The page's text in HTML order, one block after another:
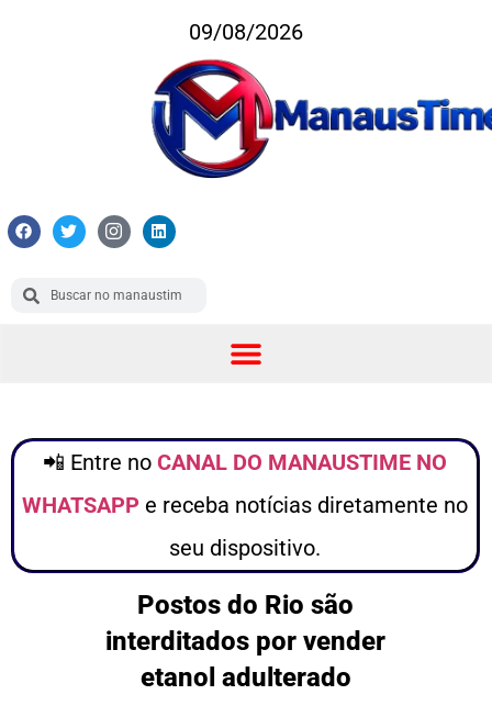
09/08/2026
📲 Entre no CANAL DO MANAUSTIME NO
WHATSAPP e receba notícias diretamente no
seu dispositivo.
Postos do Rio são
interditados por vender
etanol adulterado